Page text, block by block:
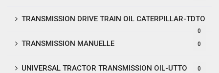
TRANSMISSION DRIVE TRAIN OIL CATERPILLAR-TDTO
0
TRANSMISSION MANUELLE 0
UNIVERSAL TRACTOR TRANSMISSION OIL-UTTO 0